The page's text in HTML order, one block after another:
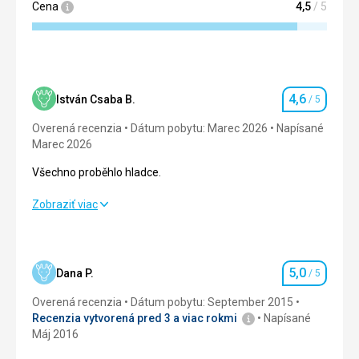
riešili.
Cena 4,5 / 5
István Csaba B. Hodnotenie
4,6 / 5
Overená recenzia Dátum pobytu: Marec 2026
Napísané
Marec 2026
Všechno proběhlo hladce.
Všechno proběhlo hladce.
Ubytovanie 4,0/ 5
Okolie 4,0
Služby
Zobraziť viac
Dana P. Hodnotenie
5,0 / 5
Overená recenzia
Dátum pobytu: September 2015
Recenzia vytvorená pred 3 a viac rokmi
Napísané
Máj 2016